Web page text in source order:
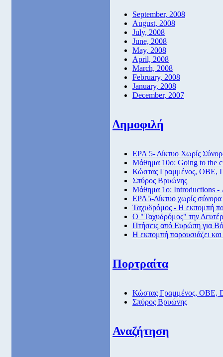
September, 2008
August, 2008
July, 2008
June, 2008
May, 2008
April, 2008
March, 2008
February, 2008
January, 2008
December, 2007
Δημοφιλή
ΕΡΑ 5- Δίκτυο Χωρίς
Μάθημα 10ο: Going to the
Κώστας Γραμμένος, ΟΒΕ,
Σπύρος Βρυώνης
Μάθημα 1ο: Introductions -
ΕΡΑ5-Δίκτυο χωρίς σύνορα
Ταχυδρόμος - Η εκπομπή
Ο "Ταχυδρόμος" την
Πτήσεις από Eυρώπη για
Η εκπομπή παρουσιάζει και
Πορτραίτα
Κώστας Γραμμένος, ΟΒΕ,
Σπύρος Βρυώνης
Αναζήτηση